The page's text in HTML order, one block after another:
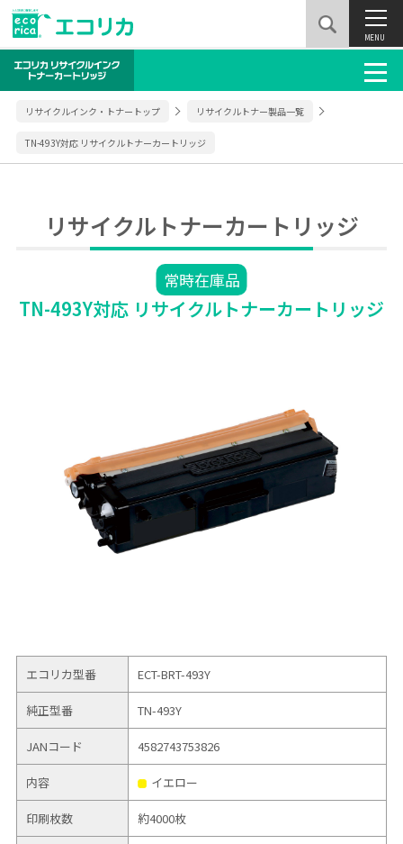
MENU
リサイクルインク・トナートップ リサイクルトナー製品一覧
TN-493Y対応 リサイクルトナーカートリッジ
リサイクルトナーカートリッジ
常時在庫品
TN-493Y対応 リサイクルトナーカートリッジ
エコリカ型番 ECT-BRT-493Y
純正型番 TN-493Y
JANコード 4582743753826
内容 イエロー
印刷枚数 約4000枚